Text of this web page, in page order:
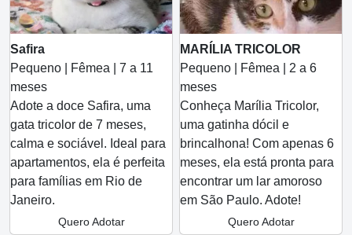
Safira
Pequeno | Fêmea | 7 a 11
meses
Adote a doce Safira, uma
gata tricolor de 7 meses,
calma e sociável. Ideal para
apartamentos, ela é perfeita
para famílias em Rio de
Janeiro.
Quero Adotar
MARÍLIA TRICOLOR
Pequeno | Fêmea | 2 a 6
meses
Conheça Marília Tricolor,
uma gatinha dócil e
brincalhona! Com apenas 6
meses, ela está pronta para
encontrar um lar amoroso
em São Paulo. Adote!
Quero Adotar